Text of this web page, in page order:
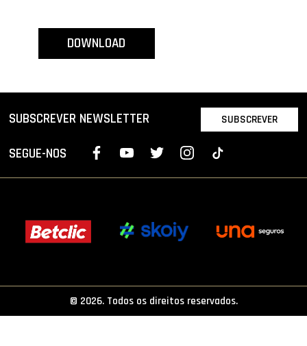
ÁREA TÉCNICA
PROJETOS
LIGA BETCLIC FEMININA
DOWNLOAD
SUBSCREVER NEWSLETTER SUBSCREVER
SEGUE-NOS
© 2026. Todos os direitos reservados.